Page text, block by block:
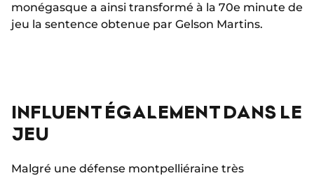
monégasque a ainsi transformé à la 70e minute de
jeu la sentence obtenue par Gelson Martins.
INFLUENT ÉGALEMENT DANS LE
JEU
Malgré une défense montpelliéraine très